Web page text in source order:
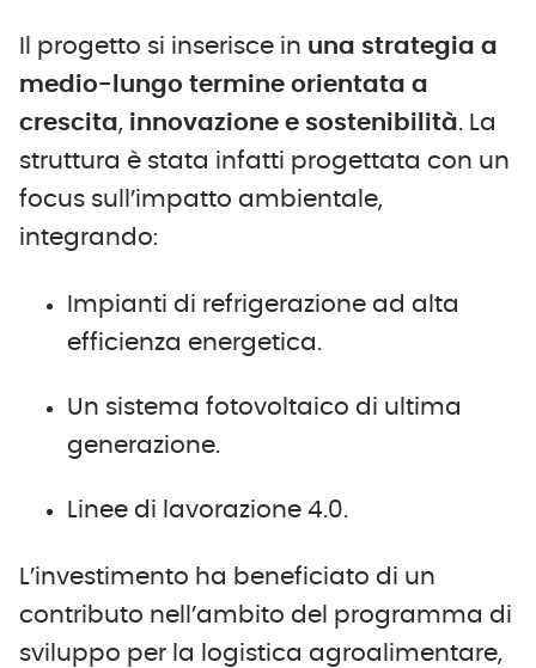
Il progetto si inserisce in una strategia a
medio-lungo termine orientata a
crescita, innovazione e sostenibilità. La
struttura è stata infatti progettata con un
focus sull’impatto ambientale,
integrando:
Impianti di refrigerazione ad alta
efficienza energetica.
Un sistema fotovoltaico di ultima
generazione.
Linee di lavorazione 4.0.
L’investimento ha beneficiato di un
contributo nell’ambito del programma di
sviluppo per la logistica agroalimentare,